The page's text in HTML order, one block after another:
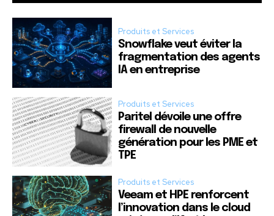
Produits et Services
Snowflake veut éviter la
fragmentation des agents
IA en entreprise
Produits et Services
Paritel dévoile une offre
firewall de nouvelle
génération pour les PME et
TPE
Produits et Services
Veeam et HPE renforcent
l’innovation dans le cloud